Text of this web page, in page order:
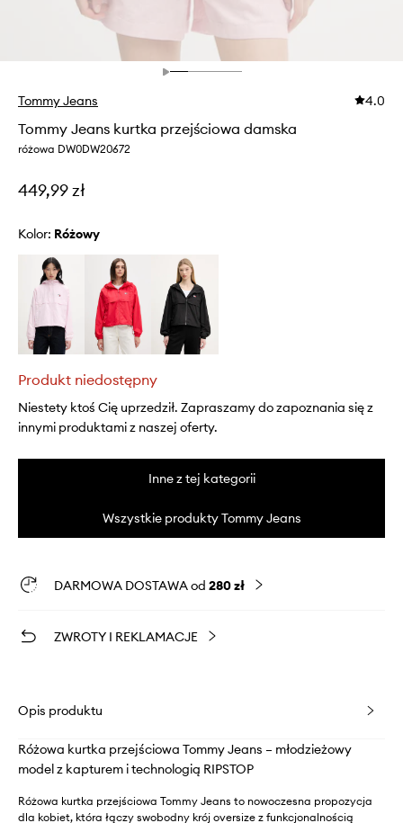
Tommy Jeans 4.0
Tommy Jeans kurtka przejściowa damska
różowa DW0DW20672
449,99 zł
Kolor: różowy
Produkt niedostępny
Niestety ktoś Cię uprzedził. Zapraszamy do zapoznania się z
innymi produktami z naszej oferty.
Inne z tej kategorii
Wszystkie produkty Tommy Jeans
DARMOWA DOSTAWA od 280 zł
ZWROTY I REKLAMACJE
Opis produktu
Różowa kurtka przejściowa Tommy Jeans – młodzieżowy
model z kapturem i technologią RIPSTOP
Różowa kurtka przejściowa Tommy Jeans to nowoczesna propozycja
dla kobiet, która łączy swobodny krój oversize z funkcjonalnością